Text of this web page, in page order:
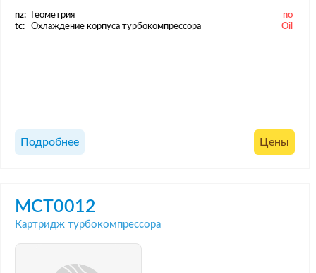
nz: Геометрия
no
tc:
Охлаждение корпуса турбокомпрессора Oil
Подробнее Цены
MCT0012
Картридж турбокомпрессора